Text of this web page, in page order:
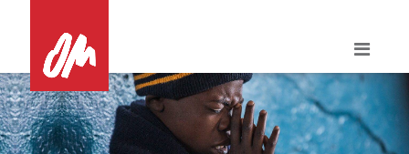
content